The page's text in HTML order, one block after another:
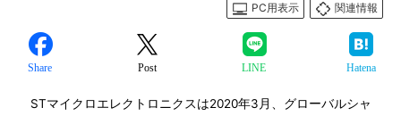
PC用表示
関連情報
Share Post LINE Hatena
STマイクロエレクトロニクスは2020年3月、グローバルシャ